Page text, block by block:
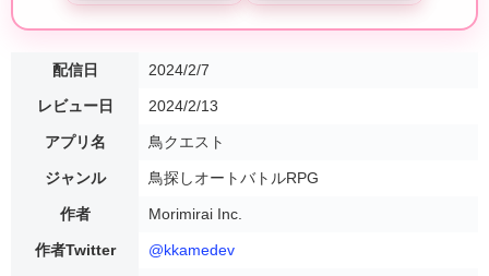
配信日 2024/2/7
レビュー日 2024/2/13
アプリ名 鳥クエスト
ジャンル 鳥探しオートバトルRPG
作者 Morimirai Inc.
作者Twitter @kkamedev